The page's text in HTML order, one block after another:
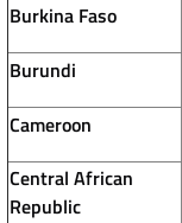
Burkina Faso
Burundi
Cameroon
Central African
Republic